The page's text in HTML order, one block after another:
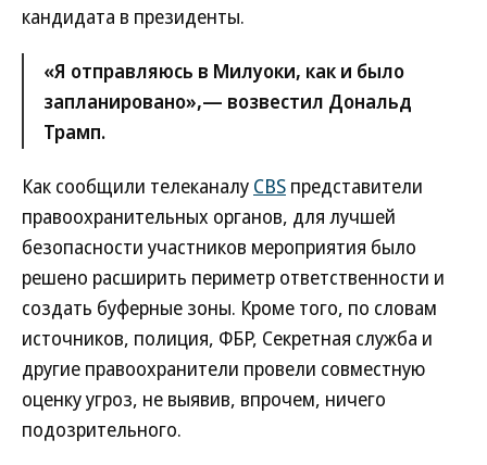
кандидата в президенты.
«Я отправляюсь в Милуоки, как и было
запланировано»,— возвестил Дональд
Трамп.
Как сообщили телеканалу CBS представители
правоохранительных органов, для лучшей
безопасности участников мероприятия было
решено расширить периметр ответственности и
создать буферные зоны. Кроме того, по словам
источников, полиция, ФБР, Секретная служба и
другие правоохранители провели совместную
оценку угроз, не выявив, впрочем, ничего
подозрительного.